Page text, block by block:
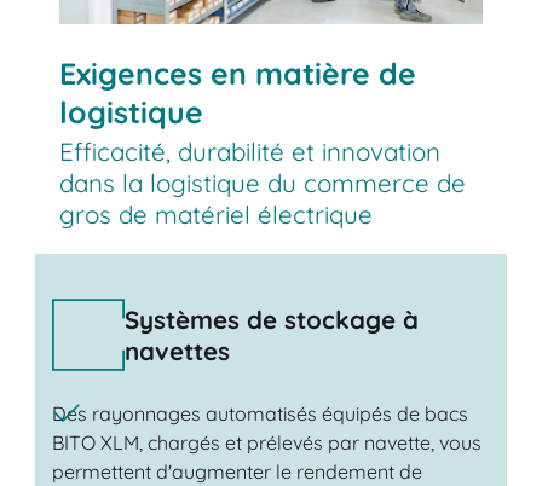
Exigences en matière de
logistique
Efficacité, durabilité et innovation
dans la logistique du commerce de
gros de matériel électrique
Systèmes de stockage à
navettes
Des rayonnages automatisés équipés de bacs
BITO XLM, chargés et prélevés par navette, vous
permettent d'augmenter le rendement de